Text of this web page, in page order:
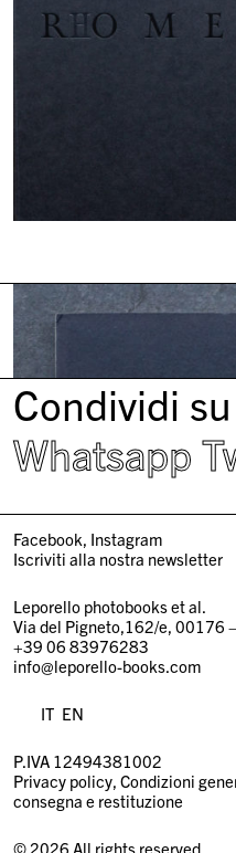
Condividi su
Whatsapp
Facebook Instagram
Iscriviti alla nostra newsletter
Leporello photobooks et al.
Via del Pigneto,162/e, 00176
+39 06 83976283
info@leporello-books.com
IT EN
P.IVA 12494381002
Privacy policy Condizioni
consegna e restituzione
© 2026 All rights reserved.